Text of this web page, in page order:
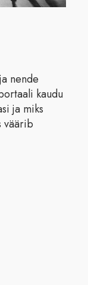
nende
kaudu
ja miks
väärib